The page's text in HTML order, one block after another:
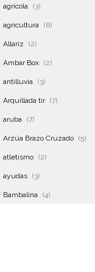
agrícola (3)
agricultura (6)
Allariz (2)
Ambar Box (2)
antilluvia (3)
Arquillada tir (7)
aruba (7)
Arzúa Brazo Cruzado (5)
atletismo (2)
ayudas (3)
Bambalina (4)